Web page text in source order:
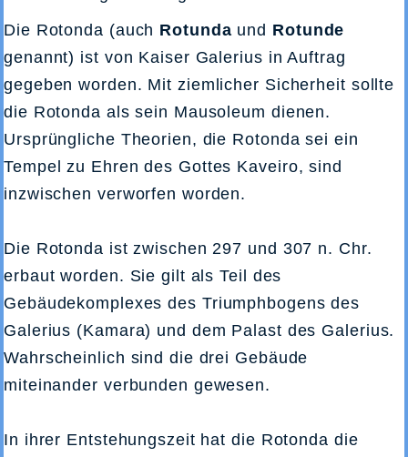
Die Rotonda (auch Rotunda und Rotunde
genannt) ist von Kaiser Galerius in Auftrag
gegeben worden. Mit ziemlicher Sicherheit sollte
die Rotonda als sein Mausoleum dienen.
Ursprüngliche Theorien, die Rotonda sei ein
Tempel zu Ehren des Gottes Kaveiro, sind
inzwischen verworfen worden.
Die Rotonda ist zwischen 297 und 307 n. Chr.
erbaut worden. Sie gilt als Teil des
Gebäudekomplexes des Triumphbogens des
Galerius (Kamara) und dem Palast des Galerius.
Wahrscheinlich sind die drei Gebäude
miteinander verbunden gewesen.
In ihrer Entstehungszeit hat die Rotonda die